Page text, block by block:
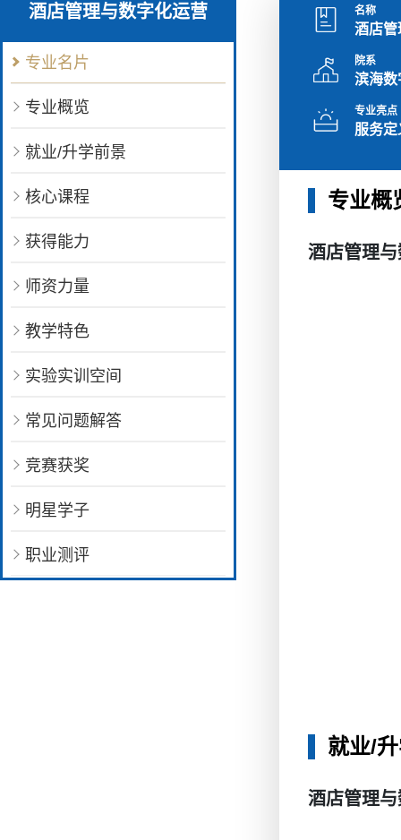
酒店管理与数字化运营
专业名片
专业概览
就业/升学前景
核心课程
获得能力
师资力量
教学特色
实验实训空间
常见问题解答
竞赛获奖
明星学子
职业测评
名称
酒店管
院系
滨海数
专业亮点
服务
专业概
酒店管理
就业/
酒店管理